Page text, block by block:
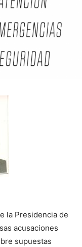
la Presidencia de
acusaciones
supuestas